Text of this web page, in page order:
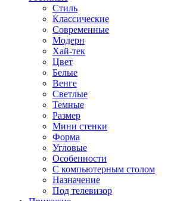
Стиль
Классические
Современные
Модерн
Хай-тек
Цвет
Белые
Венге
Светлые
Темные
Размер
Мини стенки
Форма
Угловые
Особенности
С компьютерным столом
Назначение
Под телевизор